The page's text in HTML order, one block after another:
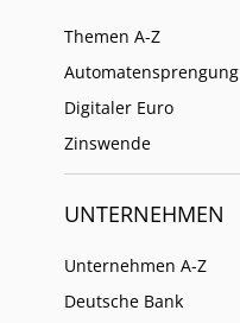
Themen A-Z
Automatensprengung
Digitaler Euro
Zinswende
UNTERNEHMEN
Unternehmen A-Z
Deutsche Bank